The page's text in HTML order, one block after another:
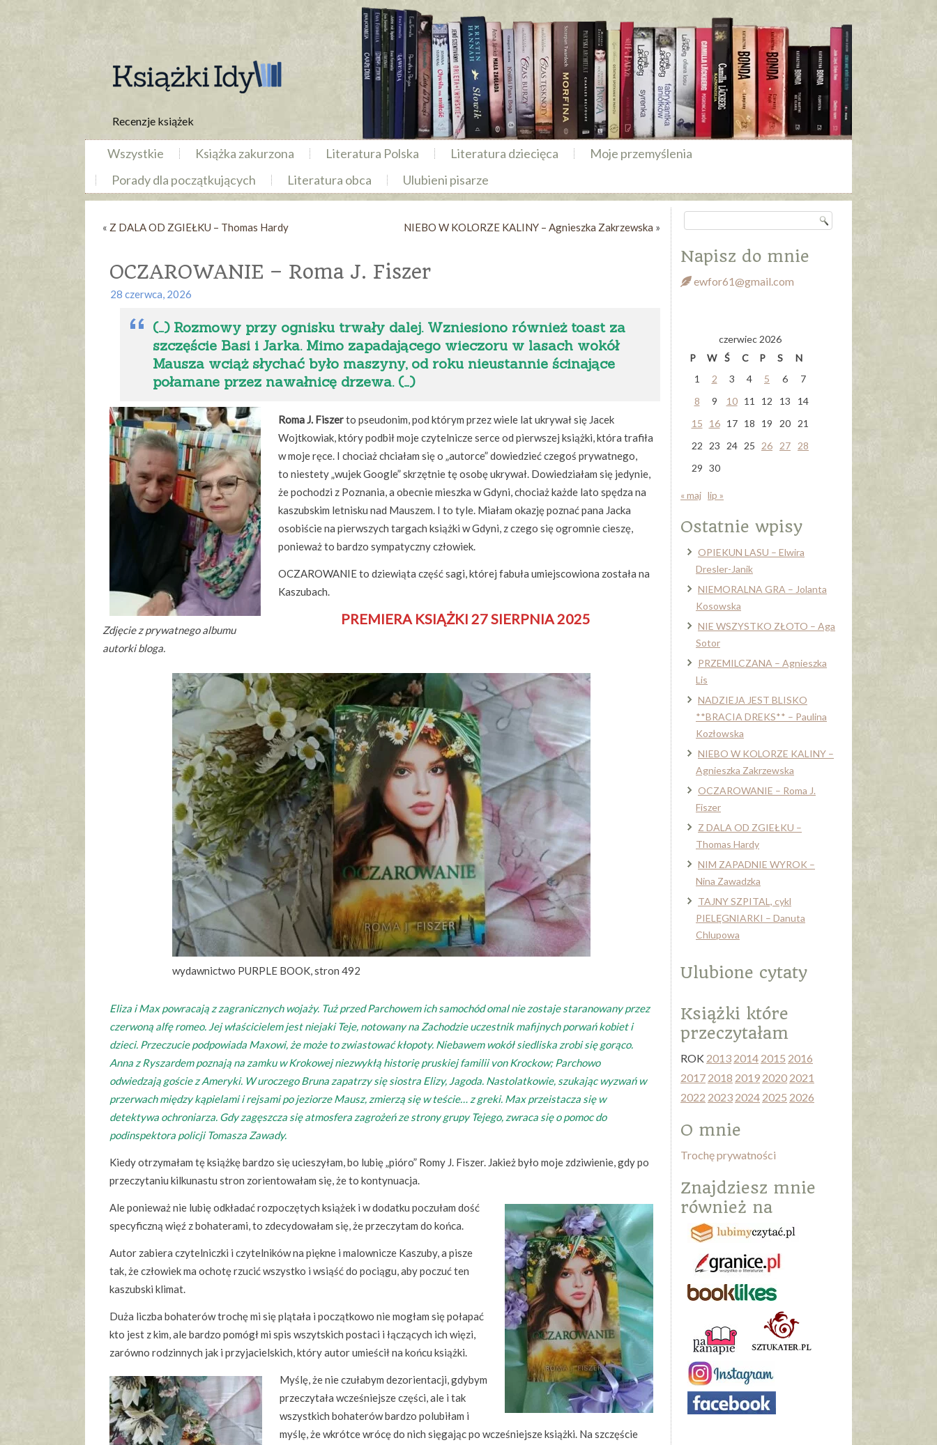
Recenzje książek
Wszystkie Książka zakurzona Literatura Polska Literatura dziecięca
Moje przemyślenia
Porady dla początkujących
Literatura obca Ulubieni pisarze
« Z DALA OD ZGIEŁKU – Thomas Hardy NIEBO W KOLORZE KALINY – Agnieszka Zakrzewska »
OCZAROWANIE – Roma J. Fiszer
28 czerwca, 2026
(…) Rozmowy przy ognisku trwały dalej. Wzniesiono również toast za
szczęście Basi i Jarka. Mimo zapadającego wieczoru w lasach wokół
Mausza wciąż słychać było maszyny, od roku nieustannie ścinające
połamane przez nawałnicę drzewa. (…)
Zdjęcie z prywatnego albumu
autorki bloga.
Roma J. Fiszerto pseudonim, pod którym przez wiele lat ukrywał się Jacek
Wojtkowiak, który podbił moje czytelnicze serce od pierwszej książki, która trafiła
w moje ręce. I chociaż chciałam się o „autorce” dowiedzieć czegoś prywatnego,
to niestety „wujek Google” skrzętnie tę osobę ukrywał. Dowiedziałam się jedynie,
że pochodzi z Poznania, a obecnie mieszka w Gdyni, chociaż każde lato spędza na
kaszubskim letnisku nad Mauszem. I to tyle. Miałam okazję poznać pana Jacka
osobiście na pierwszych targach książki w Gdyni, z czego się ogromnie cieszę,
ponieważ to bardzo sympatyczny człowiek.
OCZAROWANIE to dziewiąta część sagi, której fabuła umiejscowiona została na
Kaszubach.
PREMIERA KSIĄŻKI 27 SIERPNIA 2025
wydawnictwo PURPLE BOOK, stron 492
Eliza i Max powracają z zagranicznych wojaży. Tuż przed Parchowem ich samochód omal nie zostaje staranowany przez
czerwoną alfę romeo. Jej właścicielem jest niejaki Teje, notowany na Zachodzie uczestnik mafijnych porwań kobiet i
dzieci. Przeczucie podpowiada Maxowi, że może to zwiastować kłopoty. Niebawem wokół siedliska zrobi się gorąco.
Anna z Ryszardem poznają na zamku w Krokowej niezwykłą historię pruskiej familii von Krockow; Parchowo
odwiedzają goście z Ameryki. W uroczego Bruna zapatrzy się siostra Elizy, Jagoda. Nastolatkowie, szukając wyzwań w
przerwach między kąpielami i rejsami po jeziorze Mausz, zmierzą się w teście… z greki. Max przeistacza się w
detektywa ochroniarza. Gdy zagęszcza się atmosfera zagrożeń ze strony grupy Tejego, zwraca się o pomoc do
podinspektora policji Tomasza Zawady.
Kiedy otrzymałam tę książkę bardzo się ucieszyłam, bo lubię „pióro” Romy J. Fiszer. Jakież było moje zdziwienie, gdy po
przeczytaniu kilkunastu stron zorientowałam się, że to kontynuacja.
Ale ponieważ nie lubię odkładać rozpoczętych książek i w dodatku poczułam dość
specyficzną więź z bohaterami, to zdecydowałam się, że przeczytam do końca.
Autor zabiera czytelniczki i czytelników na piękne i malownicze Kaszuby, a pisze
tak, że człowiek ma ochotę rzucić wszystko i wsiąść do pociągu, aby poczuć ten
kaszubski klimat.
Duża liczba bohaterów trochę mi się plątała i początkowo nie mogłam się połapać
kto jest z kim, ale bardzo pomógł mi spis wszytskich postaci i łączących ich więzi,
zarówno rodzinnych jak i przyjacielskich, który autor umieścił na końcu książki.
Myślę, że nie czułabym dezorientacji, gdybym
przeczytała wcześniejsze części, ale i tak
wszystkich bohaterów bardzo polubiłam i
myślę, że wkrótce wrócę do nich sięgając po wcześniejsze książki. Na szczęście
Napisz do mnie
ewfor61@gmail.com
czerwiec 2026
P
W Ś C P S
N
1
2 3 4 5 6
7
8
9 10 11 12 13
14
15
16 17 18 19 20
21
22
23 24 25 26 27
28
29 30
« maj lip »
Ostatnie wpisy
OPIEKUN LASU – Elwira
Dresler-Janik
NIEMORALNA GRA – Jolanta
Kosowska
NIE WSZYSTKO ZŁOTO – Aga
Sotor
PRZEMILCZANA – Agnieszka
Lis
NADZIEJA JEST BLISKO
**BRACIA DREKS** – Paulina
Kozłowska
NIEBO W KOLORZE KALINY –
Agnieszka Zakrzewska
OCZAROWANIE – Roma J.
Fiszer
Z DALA OD ZGIEŁKU –
Thomas Hardy
NIM ZAPADNIE WYROK –
Nina Zawadzka
TAJNY SZPITAL, cykl
PIELĘGNIARKI – Danuta
Chlupowa
Ulubione cytaty
Książki które
przeczytałam
ROK 2013 2014 2015 2016
2017 2018 2019 2020 2021
2022 2023 2024 2025 2026
O mnie
Trochę prywatności
Znajdziesz mnie
również na